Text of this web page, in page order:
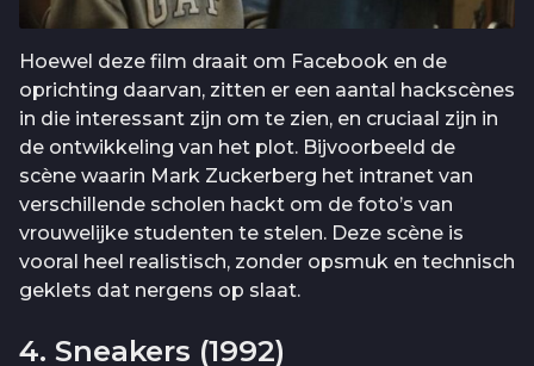
Hoewel deze film draait om Facebook en de
oprichting daarvan, zitten er een aantal hackscènes
in die interessant zijn om te zien, en cruciaal zijn in
de ontwikkeling van het plot. Bijvoorbeeld de
scène waarin Mark Zuckerberg het intranet van
verschillende scholen hackt om de foto’s van
vrouwelijke studenten te stelen. Deze scène is
vooral heel realistisch, zonder opsmuk en technisch
geklets dat nergens op slaat.
4. Sneakers (1992)